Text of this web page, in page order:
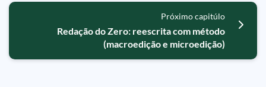
Próximo capitúlo
Redação do Zero: reescrita com método
(macroedição e microedição)